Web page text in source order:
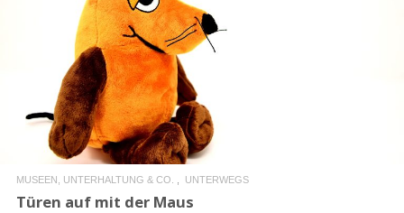
READ MORE
MUSEEN, UNTERHALTUNG & CO. UNTERWEGS
Türen auf mit der Maus